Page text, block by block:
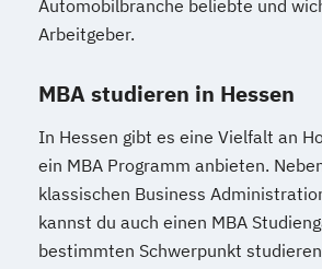
Automobilbranche beliebte und
Arbeitgeber.
MBA studieren in Hessen
In Hessen gibt es eine Vielfalt an
ein MBA Programm anbieten.
klassischen Business
kannst du auch einen MBA
bestimmten Schwerpunkt